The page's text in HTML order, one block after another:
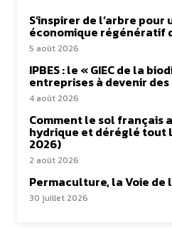
S’inspirer de l’arbre pour
économique régénératif
5 août 2026
IPBES : le « GIEC de la
entreprises à devenir
4 août 2026
Comment le sol français
hydrique et déréglé
2026)
2 août 2026
Permaculture, la Voie de
30 juillet 2026